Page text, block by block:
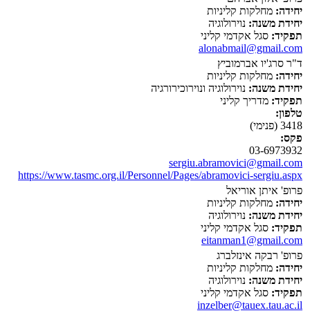
יחידה: מחלקות קליניות
יחידת משנה: נוירולוגיה
תפקיד: סגל אקדמי קליני
alonabmail@gmail.com
ד"ר סרג'יו אברמוביץ
יחידה: מחלקות קליניות
יחידת משנה: נוירולוגיה ונוירוכירורגיה
תפקיד: מדריך קליני
טלפון:
3418 (פנימי)
פקס:
03-6973932
sergiu.abramovici@gmail.com
https://www.tasmc.org.il/Personnel/Pages/abramovici-sergiu.aspx
פרופ' איתן אוריאל
יחידה: מחלקות קליניות
יחידת משנה: נוירולוגיה
תפקיד: סגל אקדמי קליני
eitanman1@gmail.com
פרופ' רבקה אינזלברג
יחידה: מחלקות קליניות
יחידת משנה: נוירולוגיה
תפקיד: סגל אקדמי קליני
inzelber@tauex.tau.ac.il